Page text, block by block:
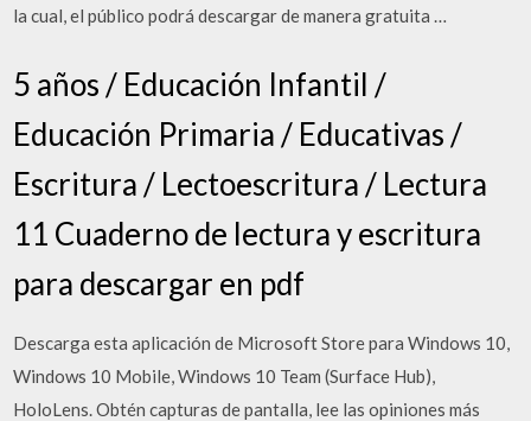
la cual, el público podrá descargar de manera gratuita …
5 años / Educación Infantil /
Educación Primaria / Educativas /
Escritura / Lectoescritura / Lectura
11 Cuaderno de lectura y escritura
para descargar en pdf
Descarga esta aplicación de Microsoft Store para Windows 10,
Windows 10 Mobile, Windows 10 Team (Surface Hub),
HoloLens. Obtén capturas de pantalla, lee las opiniones más